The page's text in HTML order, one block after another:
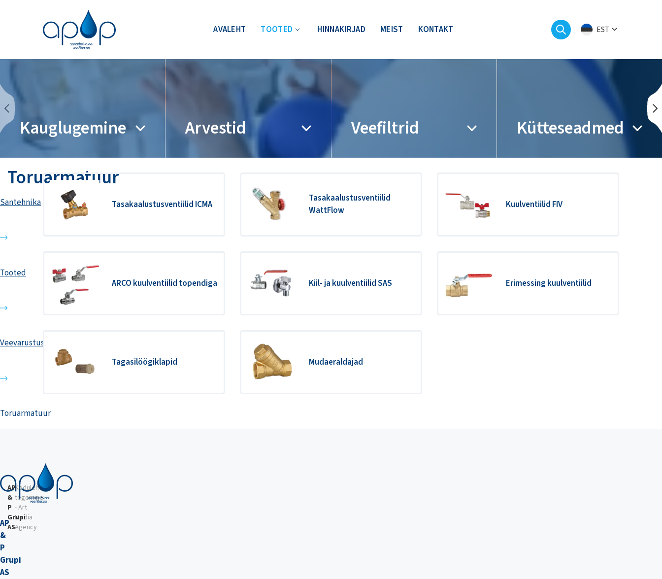
AVALEHT TOOTED HINNAKIRJAD MEIST KONTAKT EST
Kauglugemine Arvestid Veefiltrid Kütteseadmed
Santehnika
Tooted
Veevarustus
Toruarmatuur
Toruarmatuur
Tasakaalustusventiilid ICMA
Tasakaalustusventiilid
WattFlow
Kuulventiilid FIV
ARCO kuulventiilid topendiga Kiil- ja kuulventiilid SAS Erimessing kuulventiilid
Tagasilöögiklapid Mudaeraldajad
AP
&
P
Grupi
AS
AP
&
P
Grupi
AS
Kodulehe
tegemine
- Art
Media
Agency